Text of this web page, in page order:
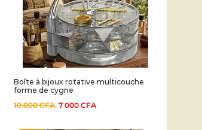
Boîte à bijoux rotative multicouche
forme de cygne
10 000CFA 7 000 CFA